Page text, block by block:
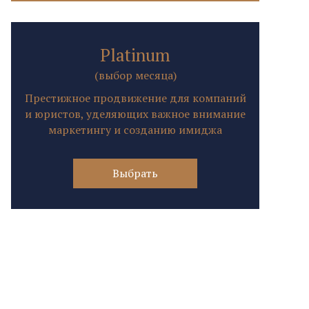
Platinum
(выбор месяца)
Престижное продвижение для компаний
и юристов, уделяющих важное внимание
маркетингу и созданию имиджа
Выбрать